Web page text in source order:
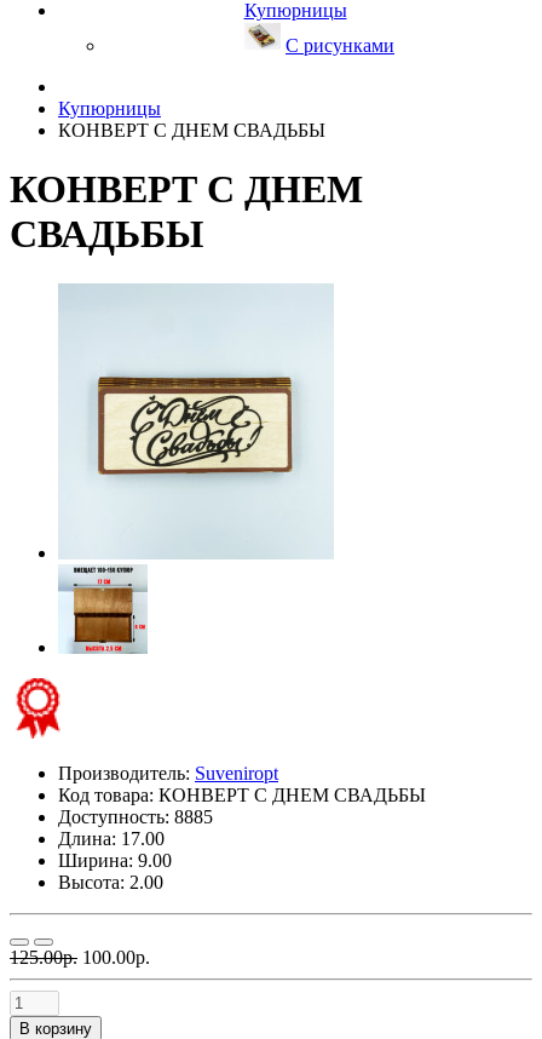
Купюрницы
С рисунками
Купюрницы
КОНВЕРТ С ДНЕМ СВАДЬБЫ
КОНВЕРТ С ДНЕМ
СВАДЬБЫ
Производитель: Suveniropt
Код товара: КОНВЕРТ С ДНЕМ СВАДЬБЫ
Доступность: 8885
Длина: 17.00
Ширина: 9.00
Высота: 2.00
125.00р. 100.00р.
В корзину